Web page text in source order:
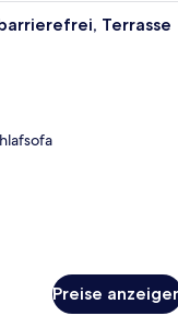
modernes Schlafzimmer
Terrasse
Preise